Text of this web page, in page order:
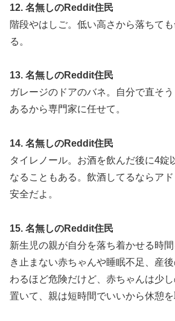
12. 名無しのReddit住民
階段やはしご。低い高さから落ちて
る。
13. 名無しのReddit住民
ガレージのドアのバネ。自分で直そ
あるから専門家に任せて。
14. 名無しのReddit住民
タイレノール。お酒を飲んだ後に4錠
なることもある。飲酒してるならア
安全だよ。
15. 名無しのReddit住民
新生児の親が自分を落ち着かせる時
き止まない赤ちゃんや睡眠不足、産
わるほど危険だけど、赤ちゃんは少
置いて、親は短時間でいいから休憩を